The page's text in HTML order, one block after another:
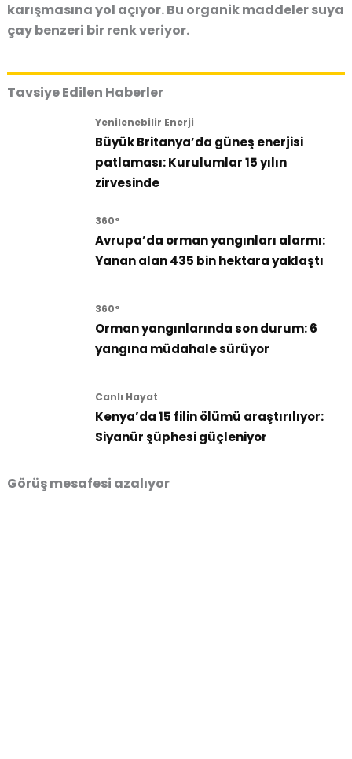
karışmasına yol açıyor. Bu organik maddeler suya
çay benzeri bir renk veriyor.
Tavsiye Edilen Haberler
Yenilenebilir Enerji
Büyük Britanya’da güneş enerjisi
patlaması: Kurulumlar 15 yılın
zirvesinde
360°
Avrupa’da orman yangınları alarmı:
Yanan alan 435 bin hektara yaklaştı
360°
Orman yangınlarında son durum: 6
yangına müdahale sürüyor
Canlı Hayat
Kenya’da 15 filin ölümü araştırılıyor:
Siyanür şüphesi güçleniyor
Görüş mesafesi azalıyor